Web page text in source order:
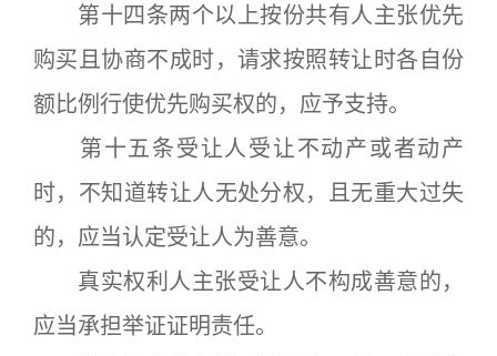
第十四条两个以上按份共有人主张优先
购买且协商不成时，请求按照转让时各自份
额比例行使优先购买权的，应予支持。
第十五条受让人受让不动产或者动产
时，不知道转让人无处分权，且无重大过失
的，应当认定受让人为善意。
真实权利人主张受让人不构成善意的，
应当承担举证证明责任。